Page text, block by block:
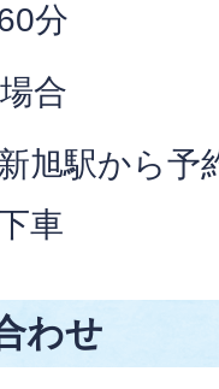
分
合
旭駅から予
車
わせ